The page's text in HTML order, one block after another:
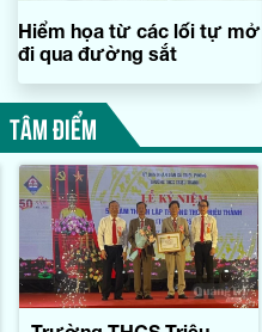
Hiểm họa từ các lối tự mở
đi qua đường sắt
TÂM ĐIỂM